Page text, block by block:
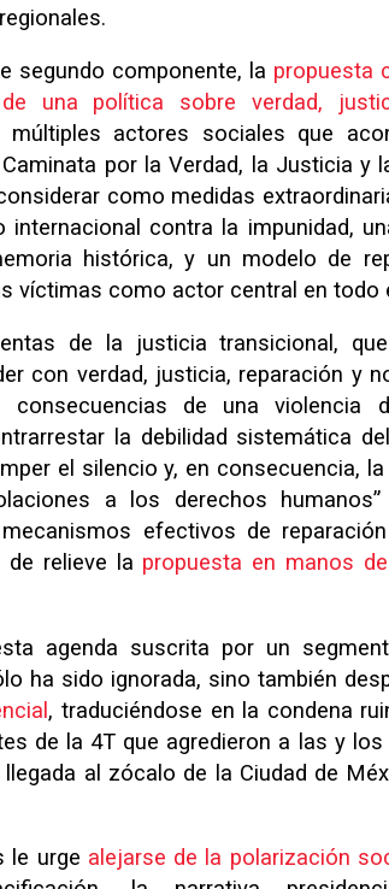
segundo componente, la propuesta
una política sobre verdad,
múltiples actores sociales que
por la Verdad, la Justicia y
como medidas
internacional contra la impunidad,
histórica, y un modelo de
víctimas como actor central en todo
de la justicia transicional,
con verdad, justicia, reparación y
de una violencia
la debilidad sistemática
el silencio y, en consecuencia,
a los derechos
efectivos de
relieve la propuesta en manos
agenda suscrita por un
ha sido ignorada, sino también
, traduciéndose en la condena
de la 4T que agredieron a las y
al zócalo de la Ciudad de
le urge alejarse de la polarización